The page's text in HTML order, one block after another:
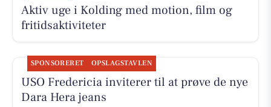
Aktiv uge i Kolding med motion, film og
fritidsaktiviteter
SPONSORERET OPSLAGSTAVLEN
USO Fredericia inviterer til at prøve de nye
Dara Hera jeans